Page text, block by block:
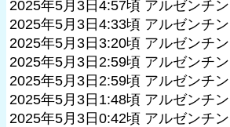
2025年5月3日4:57頃 アルゼンチ
2025年5月3日4:33頃 アルゼンチ
2025年5月3日3:20頃 アルゼンチ
2025年5月3日2:59頃 アルゼンチ
2025年5月3日2:59頃 アルゼンチ
2025年5月3日1:48頃 アルゼンチ
2025年5月3日0:42頃 アルゼンチ